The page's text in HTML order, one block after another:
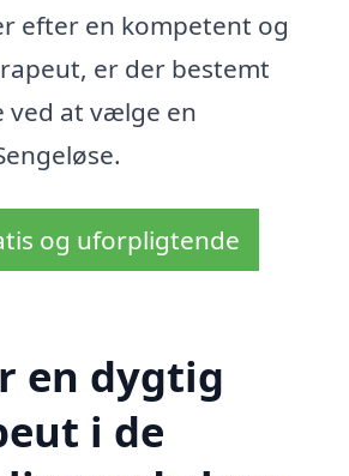
efter en kompetent og
er der bestemt
ved at vælge en
og uforpligtende
en dygtig
i de